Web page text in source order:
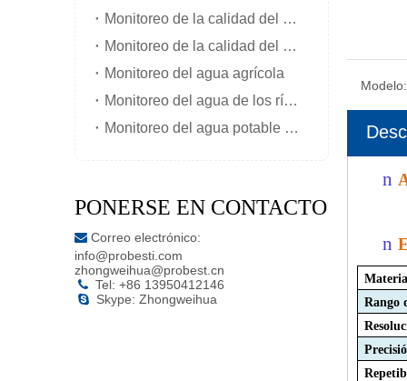
Monitoreo de la calidad del agua del río interior
Monitoreo de la calidad del agua subterránea
Monitoreo del agua agrícola
Monitoreo del agua de los ríos y lagos
Monitoreo del agua potable del grifo
PONERSE EN CONTACTO
 Correo electrónico:
info@probesti.com
zhongweihua@probest.cn
 Tel: +86 13950412146
 Skype: Zhongweihua
Modelo:
n
n
Rango